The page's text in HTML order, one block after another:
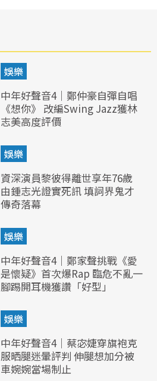
娛樂
中年好聲音4｜鄭仲豪自彈自唱
《想你》 改編Swing Jazz獲林
志美高度評價
娛樂
資深演員黎彼得離世享年76歲
由鍾志光證實死訊 填詞界鬼才
傳奇落幕
娛樂
中年好聲音4｜鄭家聲挑戰《愛
是懷疑》首次爆Rap 臨危不亂一
腳踢開耳機獲讚「好型」
娛樂
中年好聲音4｜蔡宓婕穿旗袍克
服晒腿迷暈評判 伸腿想加分被
車婉婉當場制止